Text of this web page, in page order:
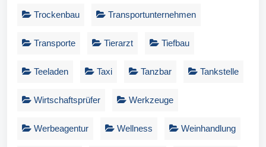
Trockenbau Transportunternehmen
Transporte Tierarzt Tiefbau
Teeladen Taxi Tanzbar Tankstelle
Wirtschaftsprüfer Werkzeuge
Werbeagentur Wellness Weinhandlung